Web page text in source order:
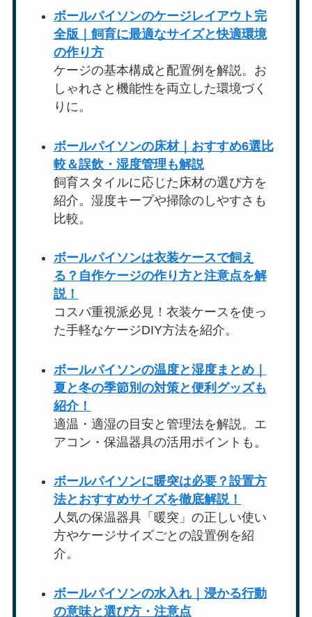
ボールパイソンのケージレイアウト完
全版｜飼育に最適なサイズと快適環境
の作り方
ケージの基本構成と配置例を解説。お
しゃれさと機能性を両立した環境づく
りに。
ボールパイソンの床材｜おすすめ6選比
較＆誤飲・湿度管理も解説
飼育スタイルに応じた床材の選び方を
紹介。湿度キープや掃除のしやすさも
比較。
ボールパイソンは衣装ケースで飼え
る？自作ケージの作り方と注意点を解
説！
コスパ重視派必見！衣装ケースを使っ
た手軽なケージDIY方法を紹介。
ボールパイソンの温度と湿度まとめ｜
夏と冬の季節別の対策と便利グッズも
紹介！
適温・適湿の目安と管理法を解説。エ
アコン・保温器具の活用ポイントも。
ボールパイソンに暖突は必要？設置方
法とおすすめサイズを徹底解説！
人気の保温器具「暖突」の正しい使い
方やケージサイズごとの設置例を紹
介。
ボールパイソンの水入れ｜浸かる行動
の意味と選び方・注意点